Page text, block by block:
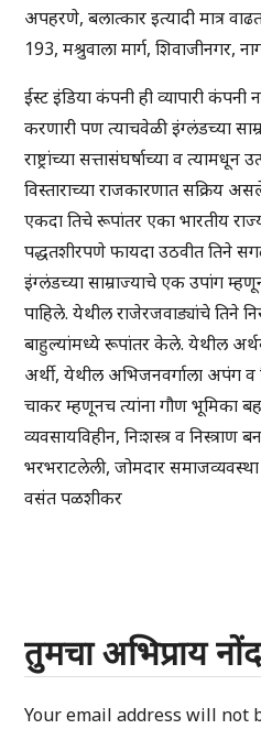
अपहरणे, बलात्कार इत्यादी मात्र
193, मश्रुवाला मार्ग, शिवाजीनगर,
ईस्ट इंडिया कंपनी ही व्यापारी कंपनी
करणारी पण त्याचवेळी इंग्लंडच्या
राष्ट्रांच्या सत्तासंघर्षाच्या व त्यामधून
विस्ताराच्या राजकारणात सक्रिय
एकदा तिचे रूपांतर एका भारतीय
पद्धतशीरपणे फायदा उठवीत तिने
इंग्लंडच्या साम्राज्याचे एक उपांग
पाहिले. येथील राजेरजवाड्यांचे तिने
बाहुल्यांमध्ये रूपांतर केले. येथील
अर्थी, येथील अभिजनवर्गाला अपंग व
चाकर म्हणूनच त्यांना गौण भूमिका
व्यवसायविहीन, निःशस्त्र व
भरभराटलेली, जोमदार
वसंत पळशीकर
तुमचा अभिप्राय
Your email address will not